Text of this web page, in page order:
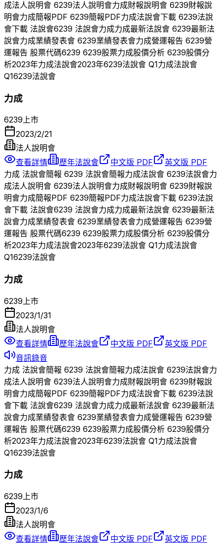
成法人說明會 6239法人說明會力成財報說明會 6239財報說
明會力成簡報PDF 6239簡報PDF力成法說會下載 6239法說
會下載 法說會6239 法說會力成力成最新法說會 6239最新法
說會力成業績發表會 6239業績發表會力成營運報告 6239營
運報告 股票代碼6239 6239股票力成股價分析 6239股價分
析2023年力成法說會2023年6239法說會 Q1力成法說會
Q16239法說會
力成
6239上市
2023/2/21
法人說明會
查看詳情
歷年法說會 中文版 PDF
英文版 PDF
力成 法說會簡報 6239 法說會簡報力成法說會 6239法說會力
成法人說明會 6239法人說明會力成財報說明會 6239財報說
明會力成簡報PDF 6239簡報PDF力成法說會下載 6239法說
會下載 法說會6239 法說會力成力成最新法說會 6239最新法
說會力成業績發表會 6239業績發表會力成營運報告 6239營
運報告 股票代碼6239 6239股票力成股價分析 6239股價分
析2023年力成法說會2023年6239法說會 Q1力成法說會
Q16239法說會
力成
6239 上市
2023/1/31
法人說明會
查看詳情
歷年法說會 中文版 PDF
英文版 PDF
音訊錄音
力成 法說會簡報 6239 法說會簡報力成法說會 6239法說會力
成法人說明會 6239法人說明會力成財報說明會 6239財報說
明會力成簡報PDF 6239簡報PDF力成法說會下載 6239法說
會下載 法說會6239 法說會力成力成最新法說會 6239最新法
說會力成業績發表會 6239業績發表會力成營運報告 6239營
運報告 股票代碼6239 6239股票力成股價分析 6239股價分
析2023年力成法說會2023年6239法說會 Q1力成法說會
Q16239法說會
力成
6239上市
2023/1/6
法人說明會
查看詳情
歷年法說會 中文版 PDF 英文版 PDF